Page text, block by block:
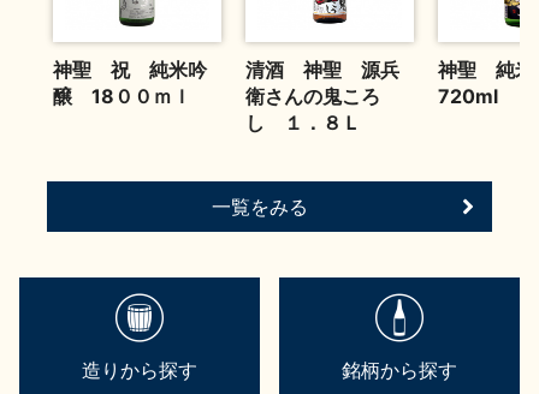
神聖 祝 純米吟
醸 18００ｍｌ
清酒 神聖 源兵
衛さんの鬼ころ
し １．８Ｌ
神聖 純
720ml
一覧をみる
造りから探す 銘柄から探す